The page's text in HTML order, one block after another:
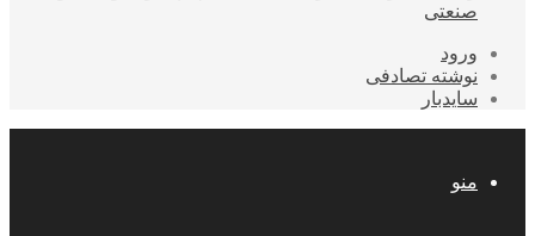
صنعتی
ورود
نوشته تصادفی
سایدبار
منو